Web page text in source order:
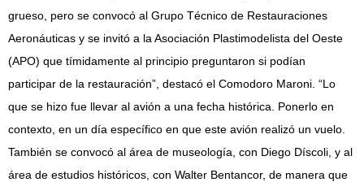
grueso, pero se convocó al Grupo Técnico de Restauraciones
Aeronáuticas y se invitó a la Asociación Plastimodelista del Oeste
(APO) que tímidamente al principio preguntaron si podían
participar de la restauración”, destacó el Comodoro Maroni. “Lo
que se hizo fue llevar al avión a una fecha histórica. Ponerlo en
contexto, en un día específico en que este avión realizó un vuelo.
También se convocó al área de museología, con Diego Díscoli, y al
área de estudios históricos, con Walter Bentancor, de manera que